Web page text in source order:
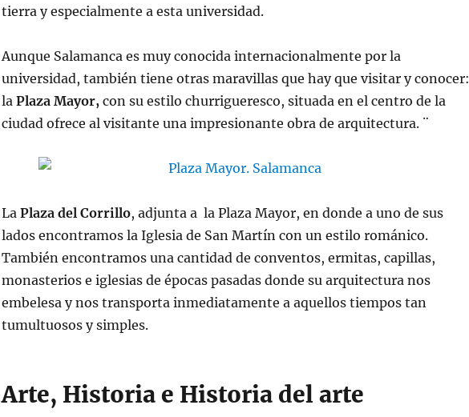
tierra y especialmente a esta universidad.
Aunque Salamanca es muy conocida internacionalmente por la
universidad, también tiene otras maravillas que hay que visitar y conocer:
la Plaza Mayor,con su estilo churrigueresco, situada en el centro de la
ciudad ofrece al visitante una impresionante obra de arquitectura. ¨
La Plaza del Corrillo, adjunta a la Plaza Mayor, en donde a uno de sus
lados encontramos la Iglesia de San Martín con un estilo románico.
También encontramos una cantidad de conventos, ermitas, capillas,
monasterios e iglesias de épocas pasadas donde su arquitectura nos
embelesa y nos transporta inmediatamente a aquellos tiempos tan
tumultuosos y simples.
Arte, Historia e Historia del arte